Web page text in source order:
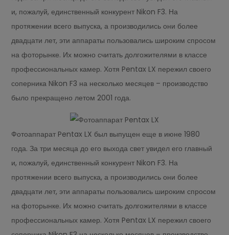
и, пожалуй, единственный конкурент Nikon F3. На
протяжении всего выпуска, а производились они более
двадцати лет, эти аппараты пользовались широким спросом
на фоторынке. Их можно считать долгожителями в классе
профессиональных камер. Хотя Pentax LX пережил своего
соперника Nikon F3 на несколько месяцев – производство
было прекращено летом 2001 года.
Фотоаппарат Pentax LX был выпущен еще в июне 1980
года. За три месяца до его выхода свет увидел его главный
и, пожалуй, единственный конкурент Nikon F3. На
протяжении всего выпуска, а производились они более
двадцати лет, эти аппараты пользовались широким спросом
на фоторынке. Их можно считать долгожителями в классе
профессиональных камер. Хотя Pentax LX пережил своего